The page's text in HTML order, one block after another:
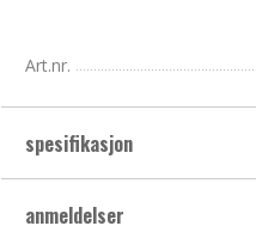
Art.nr.
spesifikasjon
anmeldelser